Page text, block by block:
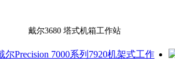
戴尔3680 塔式机箱工作站